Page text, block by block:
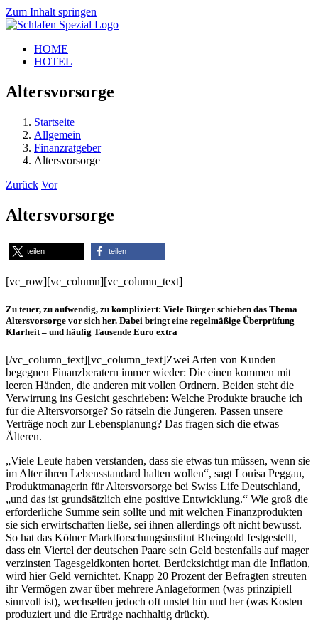
Zum Inhalt springen
HOME
HOTEL
Altersvorsorge
Startseite
Allgemein
Finanzratgeber
Altersvorsorge
Zurück Vor
Altersvorsorge
teilen teilen
[vc_row][vc_column][vc_column_text]
Zu teuer, zu aufwendig, zu kompliziert: Viele Bürger schieben das Thema
Altersvorsorge vor sich her. Dabei bringt eine regelmäßige Überprüfung
Klarheit – und häufig Tausende Euro extra
[/vc_column_text][vc_column_text]Zwei Arten von Kunden
begegnen Finanzberatern immer wieder: Die einen kommen mit
leeren Händen, die anderen mit vollen Ordnern. Beiden steht die
Verwirrung ins Gesicht geschrieben: Welche Produkte brauche ich
für die Altersvorsorge? So rätseln die Jüngeren. Passen unsere
Verträge noch zur Lebensplanung? Das fragen sich die etwas
Älteren.
„Viele Leute haben verstanden, dass sie etwas tun müssen, wenn sie
im Alter ihren Lebensstandard halten wollen“, sagt Louisa Peggau,
Produkt­managerin für Altersvorsorge bei Swiss Life Deutschland,
„und das ist grundsätzlich eine positive Entwicklung.“ Wie groß die
erforderliche Summe sein sollte und mit welchen Finanzprodukten
sie sich erwirtschaften ließe, sei ihnen allerdings oft nicht bewusst.
So hat das Kölner Marktforschungsinstitut Rheingold festgestellt,
dass ein Viertel der deutschen Paare sein Geld bestenfalls auf mager
ver­zinsten Tagesgeldkonten hortet. Berücksichtigt man die Inflation,
wird hier Geld vernichtet. Knapp 20 Prozent der Befragten streuten
ihr Vermögen zwar über mehrere Anlageformen (was prinzipiell
sinnvoll ist), wechselten jedoch oft unstet hin und her (was Kosten
produziert und die Erträge nachhaltig drückt).